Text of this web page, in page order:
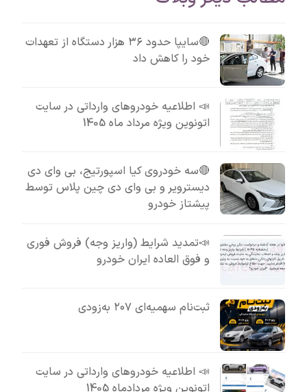
🔴سایپا حدود ۳۶ هزار دستگاه از تعهدات
خود را کاهش داد
📣 اطلاعیه خودروهای وارداتی در سایت
اتونوین ویژه مرداد ماه 1405
🔴سه خودروی کیا اسپورتیج، بی وای دی
دیسترویر و بی وای دی چین پلاس توسط
پیشتاز خودرو
📣تمدید شرایط (واریز وجه) فروش فوری
و فوق العاده ایران خودرو
ثبت‌نام سهمیه‌ای ۲۰۷ به‌زودی
📣 اطلاعیه خودروهای وارداتی در سایت
اتونوین ویژه مردادماه 1405